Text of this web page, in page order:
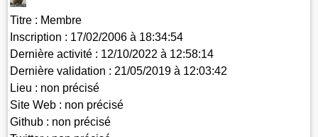
Titre : Membre
Inscription : 17/02/2006 à 18:34:54
Dernière activité : 12/10/2022 à 12:58:14
Dernière validation : 21/05/2019 à 12:03:42
Lieu : non précisé
Site Web : non précisé
Github : non précisé